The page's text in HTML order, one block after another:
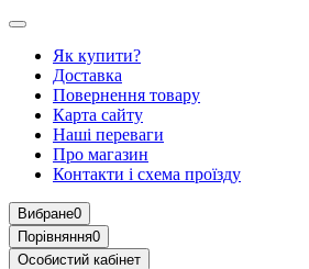
Як купити?
Доставка
Повернення товару
Карта сайту
Наші переваги
Про магазин
Контакти і схема проїзду
Вибране0
Порівняння0
Особистий кабінет